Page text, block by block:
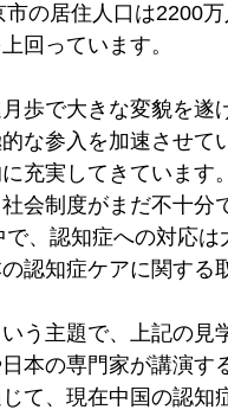
の居住人口は2200
回っています。
歩で大きな変貌を遂
な参入を加速させて
充実してきています
会制度がまだ不十分
、認知症への対応
認知症ケアに関する
う主題で、上記の見
本の専門家が講演す
て、現在中国の認知